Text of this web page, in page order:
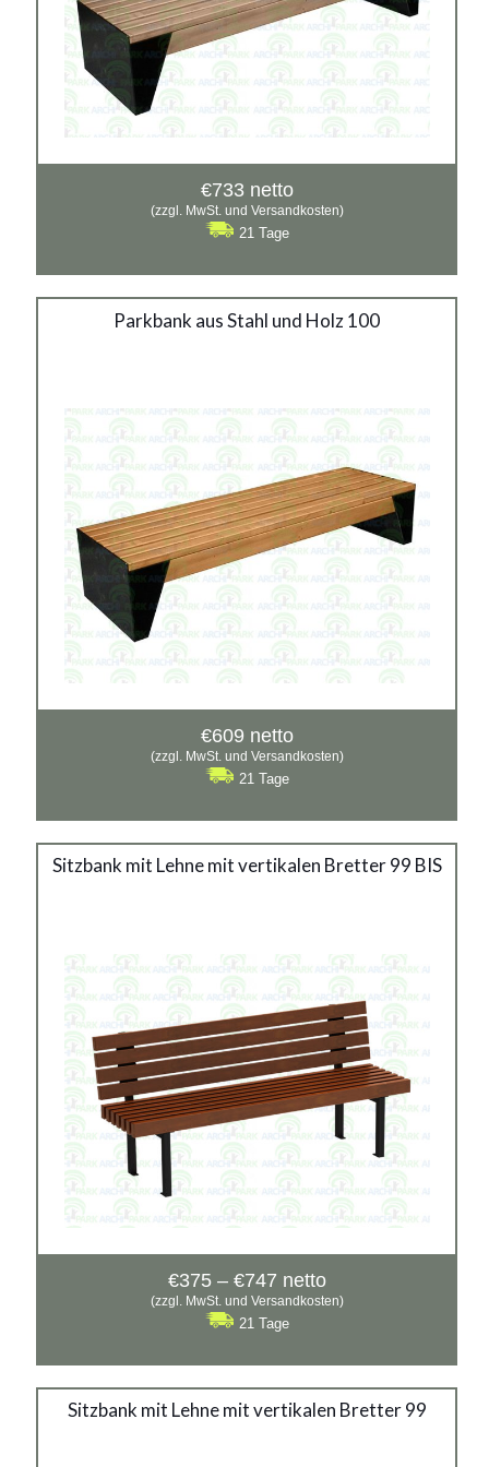
€733 netto
(zzgl. MwSt. und Versandkosten)
21 Tage
Parkbank aus Stahl und Holz 100
Stahlbank 100
€609 netto
(zzgl. MwSt. und Versandkosten)
21 Tage
Sitzbank mit Lehne mit vertikalen Bretter 99 BIS
€375 – €747Preisspanne:
€375
bis
netto
(zzgl. MwSt. und Versandkosten)
21 Tage
Sitzbank mit Lehne mit vertikalen Bretter 99
Stahlbank 99